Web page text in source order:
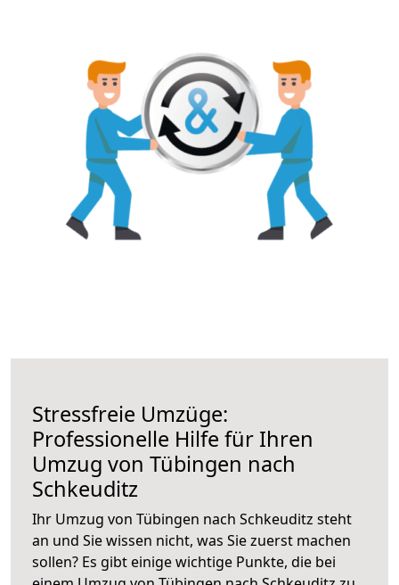
Stressfreie Umzüge:
Professionelle Hilfe für Ihren
Umzug von Tübingen nach
Schkeuditz
Ihr Umzug von Tübingen nach Schkeuditz steht
an und Sie wissen nicht, was Sie zuerst machen
sollen? Es gibt einige wichtige Punkte, die bei